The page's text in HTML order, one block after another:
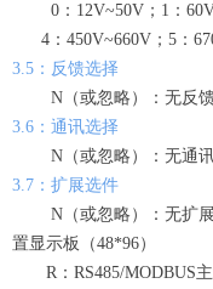
0：12V~50V；1：
4：450V~660V；5：
3.5：反馈选择
N（或忽略）：无反
3.6：通讯选择
N（或忽略）：无通
3.7：扩展选件
N（或忽略）：无扩
置显示板（48*96）
R：RS485/MODBUS